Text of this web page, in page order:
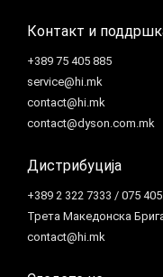
Контакт и
+389 75 405 885
service@hi.mk
contact@hi.mk
contact@dyson.com.mk
Дистрибуција
+389 2 322 7333 / 075
Трета Македонска
contact@hi.mk